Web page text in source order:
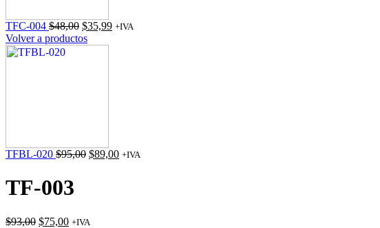
TFC-004 $48,00 El
precio
$35,99El+IVA
Volver a productos
TFBL-020 $95,00 El
$89,00El+IVA
TF-003
$93,00 El
$75,00El+IVA